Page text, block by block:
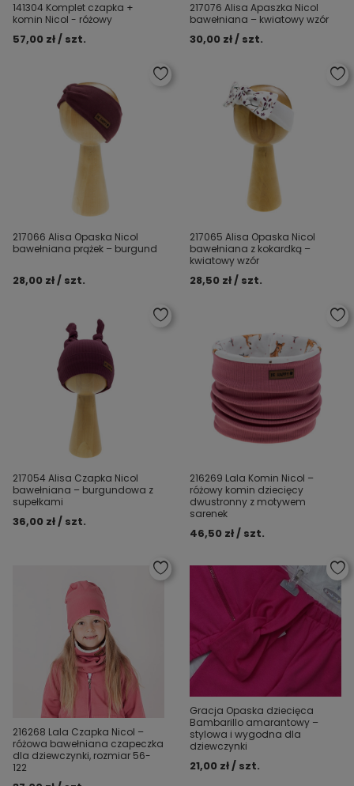
141304 Komplet czapka +
komin Nicol - różowy
57,00 zł / szt.
217076 Alisa Apaszka Nicol
bawełniana – kwiatowy wzór
30,00 zł / szt.
217066 Alisa Opaska Nicol
bawełniana prążek – burgund
28,00 zł / szt.
217065 Alisa Opaska Nicol
bawełniana z kokardką –
kwiatowy wzór
28,50 zł / szt.
217054 Alisa Czapka Nicol
bawełniana – burgundowa z
supełkami
36,00 zł / szt.
216269 Lala Komin Nicol –
różowy komin dziecięcy
dwustronny z motywem
sarenek
46,50 zł / szt.
216268 Lala Czapka Nicol –
różowa bawełniana czapeczka
dla dziewczynki, rozmiar 56-
122
Gracja Opaska dziecięca
Bambarillo amarantowy –
stylowa i wygodna dla
dziewczynki
21,00 zł / szt.